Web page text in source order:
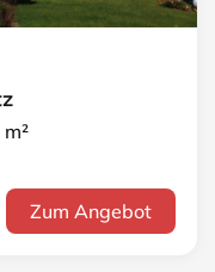
Zum Angebot